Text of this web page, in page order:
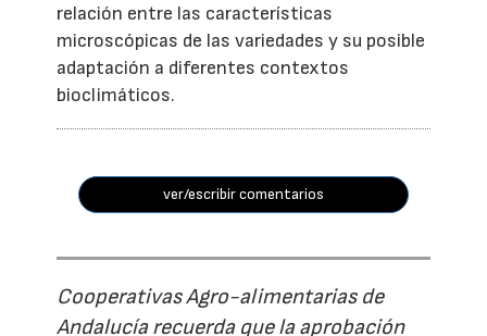
relación entre las características
microscópicas de las variedades y su posible
adaptación a diferentes contextos
bioclimáticos.
ver/escribir comentarios
Cooperativas Agro-alimentarias de
Andalucía recuerda que la aprobación